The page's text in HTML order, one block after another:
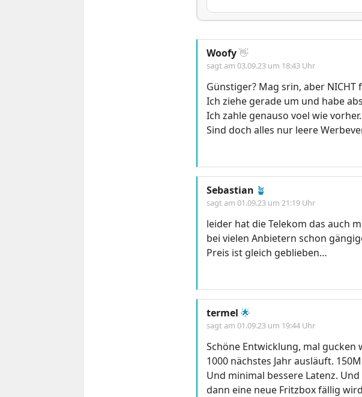
Woofy👋
sagt am 03.09.23 um 18:43 Uhr
Günstiger? Mag srin, aber
Ich ziehe gerade um und habe
Ich zahle genauso voel wie vorher.
Sind doch alles nur leere
Sebastian 🪴
sagt am 01.09.23 um 21:19 Uhr
leider hat die Telekom das auch
bei vielen Anbietern schon
Preis ist gleich geblieben…
termel 🌟
sagt am 01.09.23 um 19:44 Uhr
Schöne Entwicklung, mal gucken
1000 nächstes Jahr ausläuft.
Und minimal bessere Latenz.
dann eine neue Fritzbox fällig